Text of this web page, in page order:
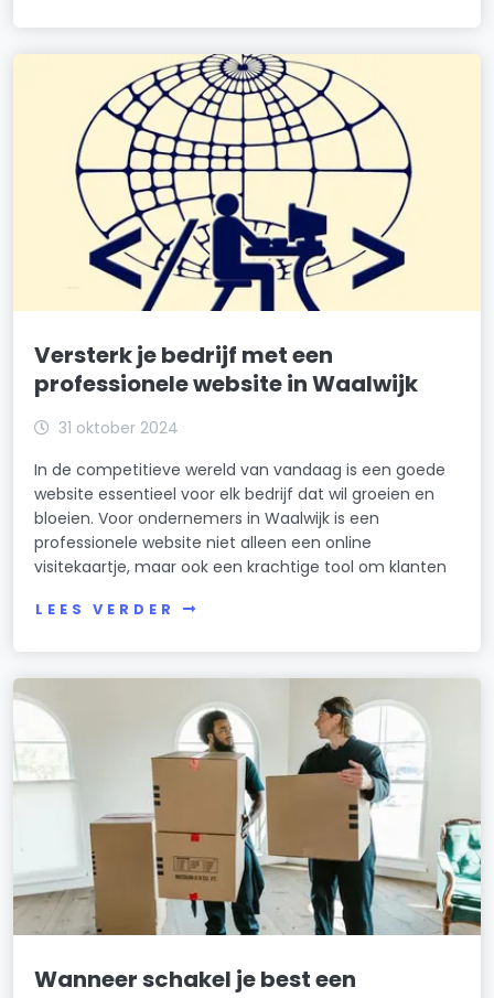
Versterk je bedrijf met een
professionele website in Waalwijk
31 oktober 2024
In de competitieve wereld van vandaag is een goede
website essentieel voor elk bedrijf dat wil groeien en
bloeien. Voor ondernemers in Waalwijk is een
professionele website niet alleen een online
visitekaartje, maar ook een krachtige tool om klanten
LEES VERDER
Wanneer schakel je best een